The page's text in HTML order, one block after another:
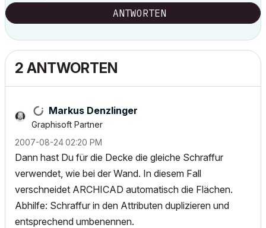
ANTWORTEN
2 ANTWORTEN
Markus Denzlinger
Graphisoft Partner
‎2007-08-2402:20 PM
Dann hast Du für die Decke die gleiche Schraffur
verwendet, wie bei der Wand. In diesem Fall
verschneidet ARCHICAD automatisch die Flächen.
Abhilfe: Schraffur in den Attributen duplizieren und
entsprechend umbenennen.